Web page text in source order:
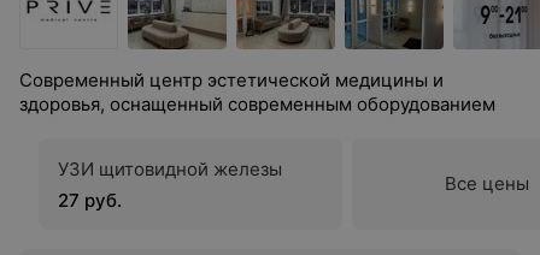
Современный центр эстетической медицины и
здоровья, оснащенный современным оборудованием
УЗИ щитовидной железы
27 руб.
Все цены